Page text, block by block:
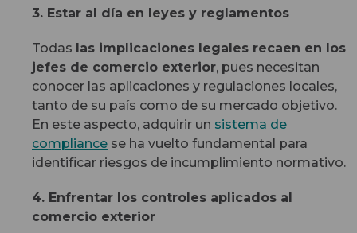
3. Estar al día en leyes y reglamentos
Todas las implicaciones legales recaen en los
jefes de comercio exterior, pues necesitan
conocer las aplicaciones y regulaciones locales,
tanto de su país como de su mercado objetivo.
En este aspecto, adquirir un sistema de
compliance se ha vuelto fundamental para
identificar riesgos de incumplimiento normativo.
4. Enfrentar los controles aplicados al
comercio exterior